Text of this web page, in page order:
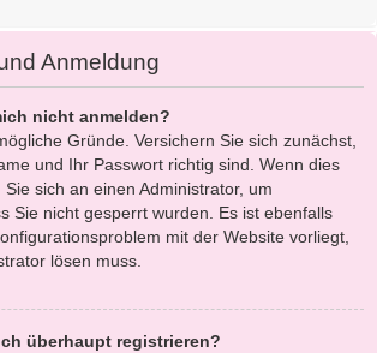
Anmeldung
nicht anmelden?
Gründe. Versichern Sie sich zunächst,
und Ihr Passwort richtig sind. Wenn dies
sich an einen Administrator, um
Sie nicht gesperrt wurden. Es ist ebenfalls
mit der Website vorliegt,
lösen muss.
überhaupt registrieren?